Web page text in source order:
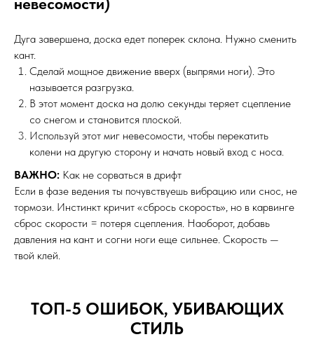
Фаза 3: Перекантовка (момент
Дуга завершена, доска едет поперек склона. Нужно сменить